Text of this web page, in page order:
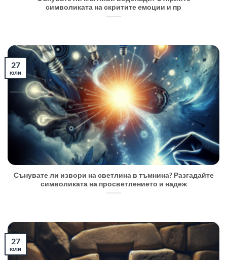
символиката на скритите емоции и пр
Сънувате ли извори на светлина в тъмнина? Разгадайте
символиката на просветлението и надеж
27
юли
27
юли